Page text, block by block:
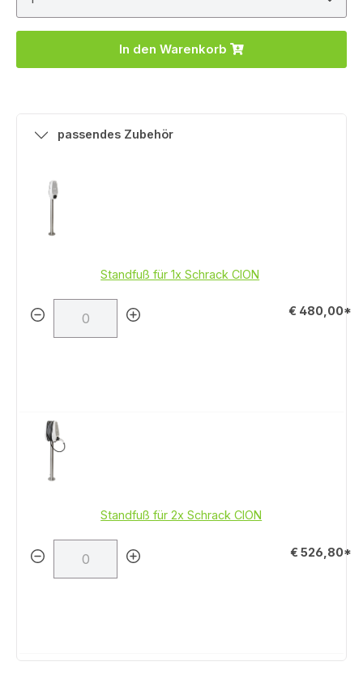
In den Warenkorb
passendes Zubehör
Standfuß für 1x Schrack CION
€ 480,00*
Standfuß für 2x Schrack CION
€ 526,80*